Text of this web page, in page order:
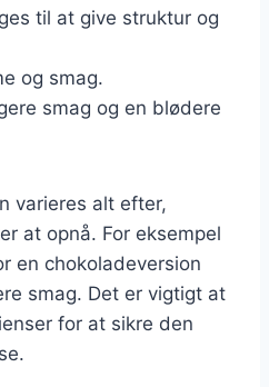
til at give struktur og
og smag.
smag og en blødere
varieres alt efter,
at opnå. For eksempel
en chokoladeversion
smag. Det er vigtigt at
for at sikre den